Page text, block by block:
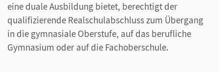
eine duale Ausbildung bietet, berechtigt der
qualifizierende Realschulabschluss zum Übergang
in die gymnasiale Oberstufe, auf das berufliche
Gymnasium oder auf die Fachoberschule.